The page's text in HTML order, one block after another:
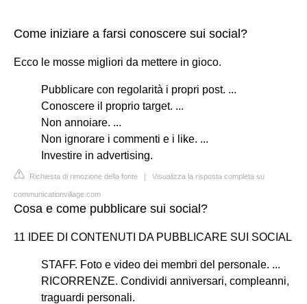
Come iniziare a farsi conoscere sui social?
Ecco le mosse migliori da mettere in gioco.
Pubblicare con regolarità i propri post. ...
Conoscere il proprio target. ...
Non annoiare. ...
Non ignorare i commenti e i like. ...
Investire in advertising.
Richiesta di rimozione della fonte | Visualizza la risposta completa su
communicationvillage.com
Cosa e come pubblicare sui social?
11 IDEE DI CONTENUTI DA PUBBLICARE SUI SOCIAL
STAFF. Foto e video dei membri del personale. ...
RICORRENZE. Condividi anniversari, compleanni,
traguardi personali.